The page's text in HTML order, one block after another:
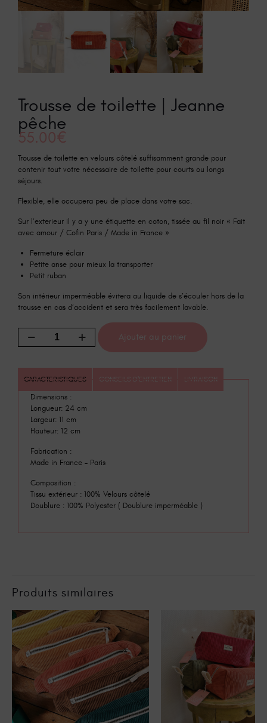
Trousse de toilette | Jeanne
pêche
55.00€
Trousse de toilette en velours côtelé suffisamment grande pour
contenir tout votre nécessaire de toilette pour courts ou longs
séjours.
Flexible, elle occupera peu de place dans votre sac.
Sur l’exterieur il y a y une étiquette en coton, tissée au fil noir « Fait
avec amour / Cofin Paris / Made in France »
Fermeture éclair
Petite anse pour mieux la transporter
Petit ruban
Son intérieur imperméable évitera au liquide de s’écouler hors de la
trousse en cas d’accident et sera très facilement lavable.
Ajouter au panier
CARACTERISTIQUES CONSEILS D'ENTRETIEN LIVRAISON
Dimensions :
Longueur: 24 cm
Largeur: 11 cm
Hauteur: 12 cm
Fabrication :
Made in France – Paris
Composition :
Tissu extérieur : 100% Velours côtelé
Doublure : 100% Polyester ( Doublure imperméable )
Produits similaires